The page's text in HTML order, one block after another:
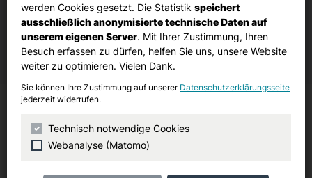
Vorstand des CDU-Ortsverbandes
Stommeln, Stommelerbusch,
Ingendorf
Vorsitzende
werden Cookies gesetzt. Die Statistik speichert
ausschließlich anonymisierte technische Daten auf
unserem eigenen Server. Mit Ihrer Zustimmung, Ihren
Besuch erfassen zu dürfen, helfen Sie uns, unsere Website
weiter zu optimieren. Vielen Dank.
Sie können Ihre Zustimmung auf unserer Datenschutzerklärungsseite
jederzeit widerrufen.
Technisch notwendige Cookies
Webanalyse (Matomo)